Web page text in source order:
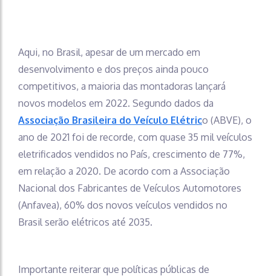
Aqui, no Brasil, apesar de um mercado em
desenvolvimento e dos preços ainda pouco
competitivos, a maioria das montadoras lançará
novos modelos em 2022. Segundo dados da
Associação Brasileira do Veículo Elétrico (ABVE), o
ano de 2021 foi de recorde, com quase 35 mil veículos
eletrificados vendidos no País, crescimento de 77%,
em relação a 2020. De acordo com a Associação
Nacional dos Fabricantes de Veículos Automotores
(Anfavea), 60% dos novos veículos vendidos no
Brasil serão elétricos até 2035.
Importante reiterar que políticas públicas de